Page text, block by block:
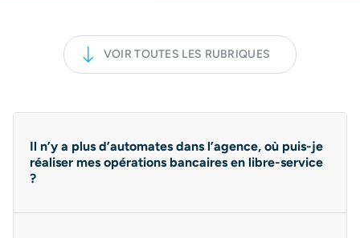
VOIR TOUTES LES RUBRIQUES
Il n’y a plus d’automates dans l’agence, où puis-je
réaliser mes opérations bancaires en libre-service
?